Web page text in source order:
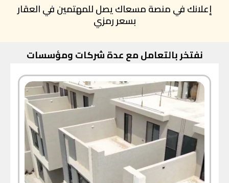
إعلانك في منصة مسعاك يصل للمهتمين في العقار
بسعر رمزي
نفتخر بالتعامل مع عدة شركات ومؤسسات